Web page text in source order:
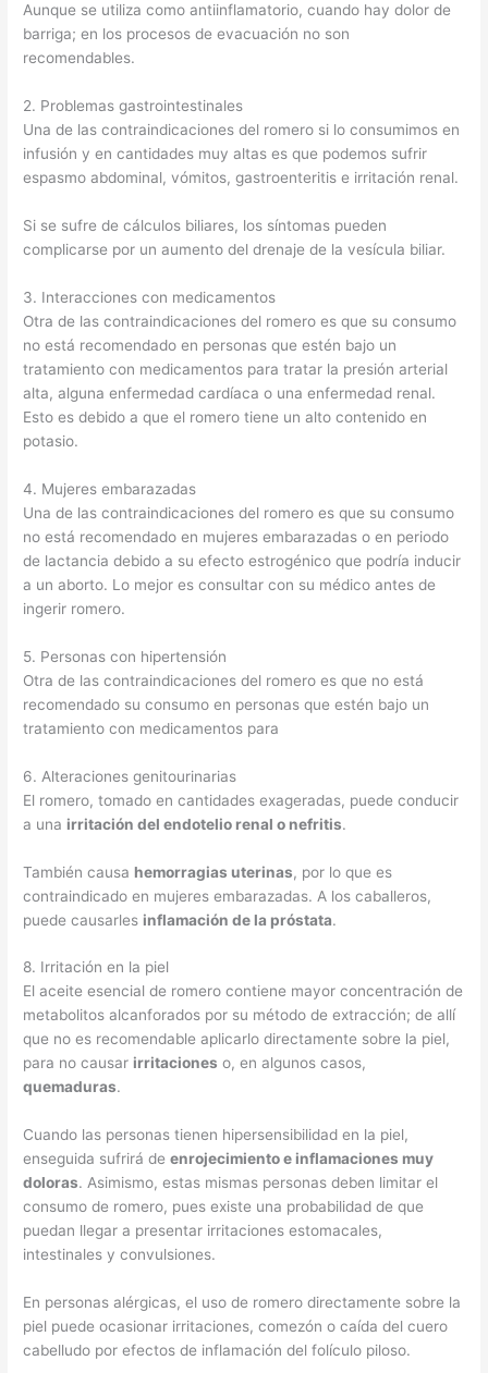
Aunque se utiliza como antiinflamatorio, cuando hay dolor de
barriga; en los procesos de evacuación no son
recomendables.
2. Problemas gastrointestinales
Una de las contraindicaciones del romero si lo consumimos en
infusión y en cantidades muy altas es que podemos sufrir
espasmo abdominal, vómitos, gastroenteritis e irritación renal.
Si se sufre de cálculos biliares, los síntomas pueden
complicarse por un aumento del drenaje de la vesícula biliar.
3. Interacciones con medicamentos
Otra de las contraindicaciones del romero es que su consumo
no está recomendado en personas que estén bajo un
tratamiento con medicamentos para tratar la presión arterial
alta, alguna enfermedad cardíaca o una enfermedad renal.
Esto es debido a que el romero tiene un alto contenido en
potasio.
4. Mujeres embarazadas
Una de las contraindicaciones del romero es que su consumo
no está recomendado en mujeres embarazadas o en periodo
de lactancia debido a su efecto estrogénico que podría inducir
a un aborto. Lo mejor es consultar con su médico antes de
ingerir romero.
5. Personas con hipertensión
Otra de las contraindicaciones del romero es que no está
recomendado su consumo en personas que estén bajo un
tratamiento con medicamentos para
6. Alteraciones genitourinarias
El romero, tomado en cantidades exageradas, puede conducir
a una irritación del endotelio renal o nefritis.
También causa hemorragias uterinas, por lo que es
contraindicado en mujeres embarazadas. A los caballeros,
puede causarles inflamación de la próstata.
8. Irritación en la piel
El aceite esencial de romero contiene mayor concentración de
metabolitos alcanforados por su método de extracción; de allí
que no es recomendable aplicarlo directamente sobre la piel,
para no causar irritaciones o, en algunos casos,
quemaduras.
Cuando las personas tienen hipersensibilidad en la piel,
enseguida sufrirá deenrojecimiento e inflamaciones muy
doloras. Asimismo, estas mismas personas deben limitar el
consumo de romero, pues existe una probabilidad de que
puedan llegar a presentar irritaciones estomacales,
intestinales y convulsiones.
En personas alérgicas, el uso de romero directamente sobre la
piel puede ocasionar irritaciones, comezón o caída del cuero
cabelludo por efectos de inflamación del folículo piloso.